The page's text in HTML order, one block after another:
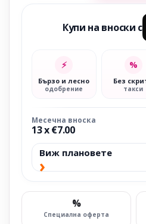
Купи на вноски с
⚡
Бързо и лесно
одобрение
%
Без
такси
Месечна вноска
13 x €7.00
Виж плановете
›
%
Специална оферта